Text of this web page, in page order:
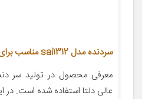
سردنده مدل sai1312 مناسب برای ساینا
معرفی محصول در تولید سر
عالی دلتا استفاده شده است.